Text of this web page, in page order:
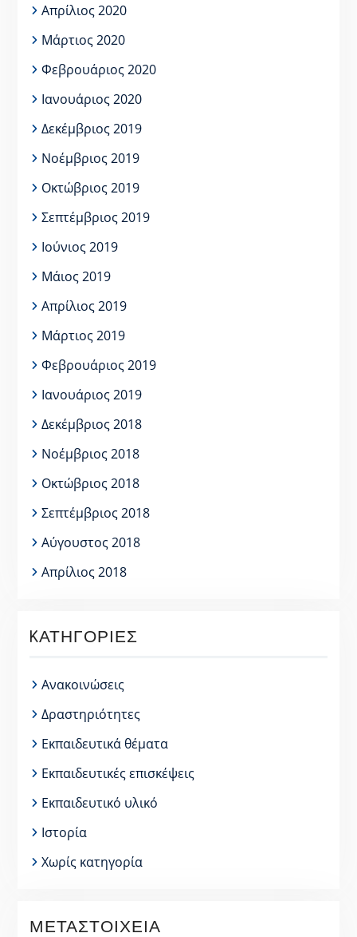
Απρίλιος 2020
Μάρτιος 2020
Φεβρουάριος 2020
Ιανουάριος 2020
Δεκέμβριος 2019
Νοέμβριος 2019
Οκτώβριος 2019
Σεπτέμβριος 2019
Ιούνιος 2019
Μάιος 2019
Απρίλιος 2019
Μάρτιος 2019
Φεβρουάριος 2019
Ιανουάριος 2019
Δεκέμβριος 2018
Νοέμβριος 2018
Οκτώβριος 2018
Σεπτέμβριος 2018
Αύγουστος 2018
Απρίλιος 2018
KΑΤΗΓΟΡΊΕΣ
Ανακοινώσεις
Δραστηριότητες
Εκπαιδευτικά θέματα
Εκπαιδευτικές επισκέψεις
Εκπαιδευτικό υλικό
Ιστορία
Χωρίς κατηγορία
ΜΕΤΑΣΤΟΙΧΕΊΑ